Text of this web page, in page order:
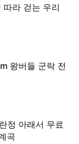
라 걷는 우리
왕버들 군락 전
정 아래서 무료
곡